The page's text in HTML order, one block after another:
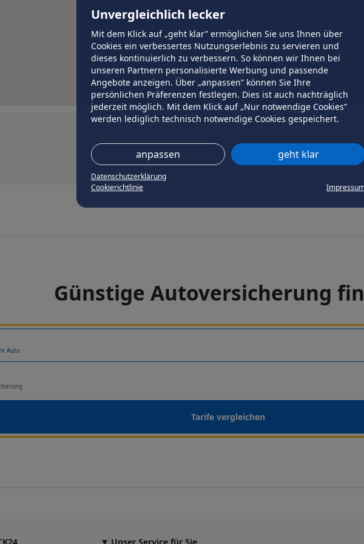
Unvergleichlich lecker
Mit dem Klick auf „geht klar” ermöglichen Sie uns Ihnen über
Cookies ein verbessertes Nutzungserlebnis zu servieren und
dieses kontinuierlich zu verbessern. So können wir Ihnen bei
unseren Partnern personalisierte Werbung und passende
Angebote anzeigen. Über „anpassen” können Sie Ihre
persönlichen Präferenzen festlegen. Dies ist auch nachträglich
jederzeit möglich. Mit dem Klick auf „Nur notwendige Cookies”
werden lediglich technisch notwendige Cookies gespeichert.
anpassen geht klar
Datenschutzerklärung
Cookierichtlinie
Günstige Autoversicherung
Auto
Tarife vergleichen